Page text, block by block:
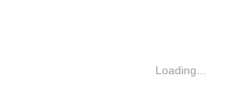
Loading...